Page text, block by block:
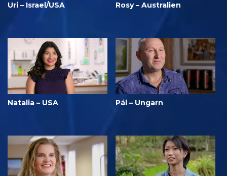
Uri – Israel/USA Rosy – Australien
Natalia – USA Pál – Ungarn